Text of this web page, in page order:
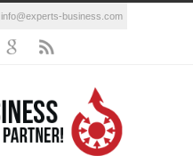
info@experts-business.com